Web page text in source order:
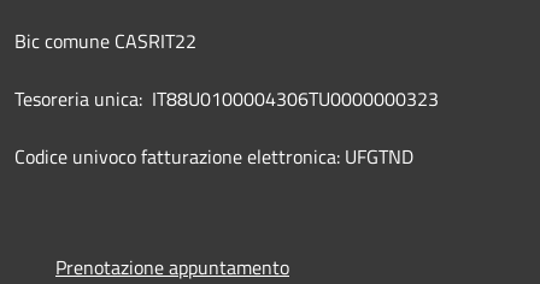
Bic comune CASRIT22
Tesoreria unica: IT88U0100004306TU0000000323
Codice univoco fatturazione elettronica: UFGTND
Prenotazione appuntamento